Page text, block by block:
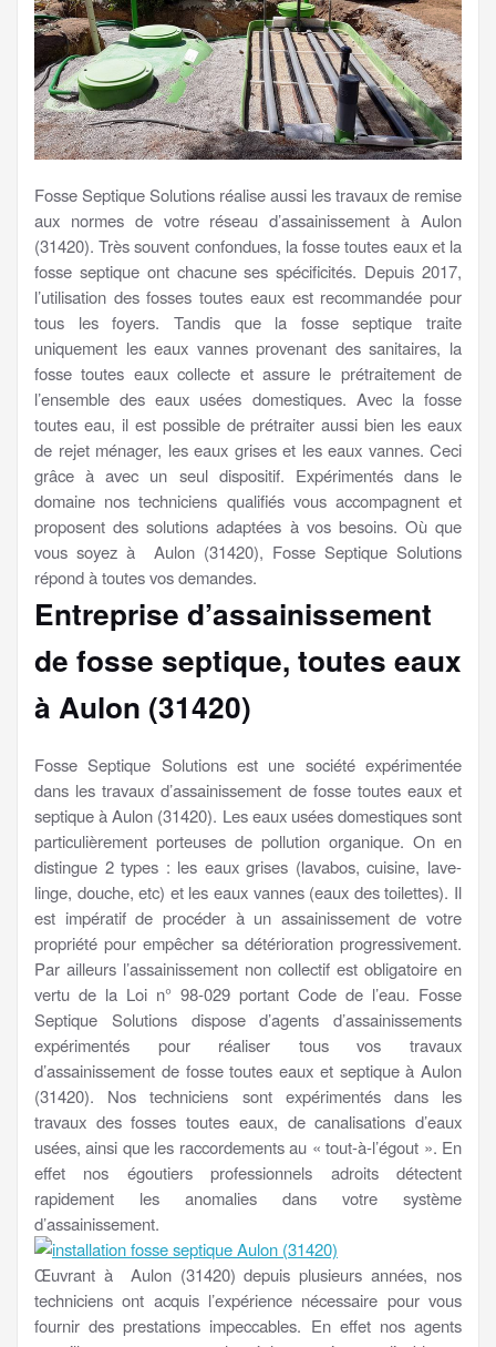
Fosse Septique Solutions réalise aussi les travaux de remise
aux normes de votre réseau d’assainissement à Aulon
(31420). Très souvent confondues, la fosse toutes eaux et la
fosse septique ont chacune ses spécificités. Depuis 2017,
l’utilisation des fosses toutes eaux est recommandée pour
tous les foyers. Tandis que la fosse septique traite
uniquement les eaux vannes provenant des sanitaires, la
fosse toutes eaux collecte et assure le prétraitement de
l’ensemble des eaux usées domestiques. Avec la fosse
toutes eau, il est possible de prétraiter aussi bien les eaux
de rejet ménager, les eaux grises et les eaux vannes. Ceci
grâce à avec un seul dispositif. Expérimentés dans le
domaine nos techniciens qualifiés vous accompagnent et
proposent des solutions adaptées à vos besoins. Où que
vous soyez à Aulon (31420), Fosse Septique Solutions
répond à toutes vos demandes.
Entreprise d’assainissement
de fosse septique, toutes eaux
à Aulon (31420)
Fosse Septique Solutions est une société expérimentée
dans les travaux d’assainissement de fosse toutes eaux et
septique à Aulon (31420). Les eaux usées domestiques sont
particulièrement porteuses de pollution organique. On en
distingue 2 types : les eaux grises (lavabos, cuisine, lave-
linge, douche, etc) et les eaux vannes (eaux des toilettes). Il
est impératif de procéder à un assainissement de votre
propriété pour empêcher sa détérioration progressivement.
Par ailleurs l’assainissement non collectif est obligatoire en
vertu de la Loi n° 98-029 portant Code de l’eau. Fosse
Septique Solutions dispose d’agents d’assainissements
expérimentés pour réaliser tous vos travaux
d’assainissement de fosse toutes eaux et septique à Aulon
(31420). Nos techniciens sont expérimentés dans les
travaux des fosses toutes eaux, de canalisations d’eaux
usées, ainsi que les raccordements au « tout-à-l’égout ». En
effet nos égoutiers professionnels adroits détectent
rapidement les anomalies dans votre système
d’assainissement.
Œuvrant à Aulon (31420) depuis plusieurs années, nos
techniciens ont acquis l’expérience nécessaire pour vous
fournir des prestations impeccables. En effet nos agents